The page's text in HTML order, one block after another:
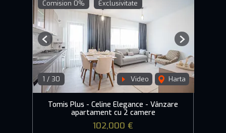
Comision 0% Exclusivitate
1 / 30 Video Harta
Previous Next
Tomis Plus - Celine Elegance - Vânzare
apartament cu 2 camere
102,000 €